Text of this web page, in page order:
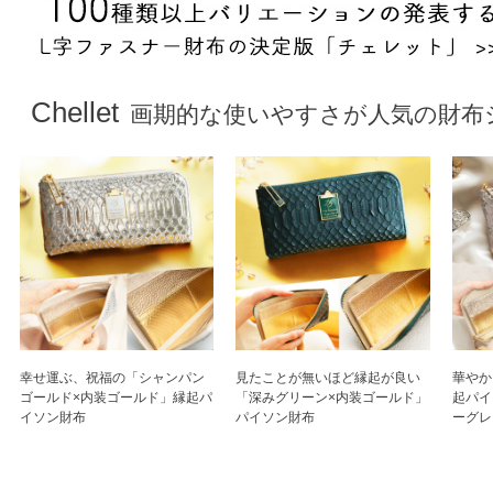
Chellet 画期的な使いやすさが人気の財
幸せ運ぶ、祝福の「シャンパン
ゴールド×内装ゴールド」縁起パ
イソン財布
見たことが無いほど縁起が良い
「深みグリーン×内装ゴールド」
パイソン財布
華や
起パ
ーグ